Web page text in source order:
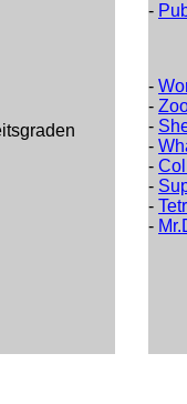
-
-
-
-
-
-
-
-
-